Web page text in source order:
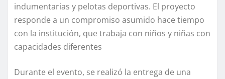
indumentarias y pelotas deportivas. El proyecto
responde a un compromiso asumido hace tiempo
con la institución, que trabaja con niños y niñas con
capacidades diferentes
Durante el evento, se realizó la entrega de una